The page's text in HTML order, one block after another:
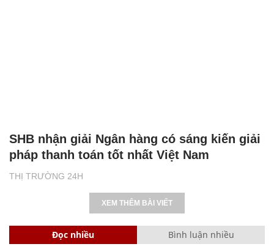
THỊ TRƯỜNG 24H
SHB nhận giải Ngân hàng có sáng kiến giải
pháp thanh toán tốt nhất Việt Nam
XEM THÊM BÀI VIẾT
Đọc nhiều Bình luận nhiều